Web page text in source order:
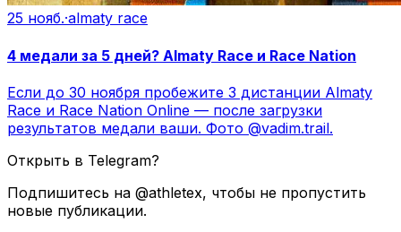
25 нояб.·almaty race
4 медали за 5 дней? Almaty Race и Race Nation
Если до 30 ноября пробежите 3 дистанции Almaty
Race и Race Nation Online — после загрузки
результатов медали ваши. Фото @vadim.trail.
Открыть в Telegram?
Подпишитесь на @athletex, чтобы не пропустить
новые публикации.